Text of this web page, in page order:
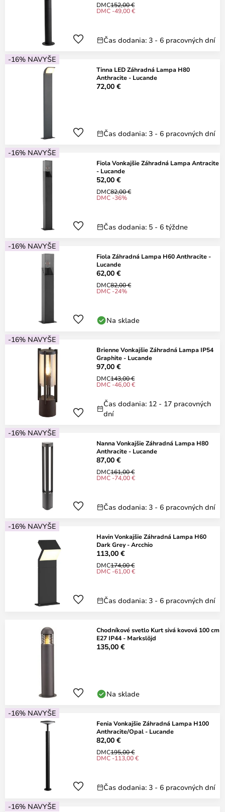
DMC152,00 €
DMC -49,00 €
Čas dodania: 3 - 6 pracovných dní
-16% NAVYŠE
Tinna LED Záhradná Lampa H80
Anthracite - Lucande
72,00 €
Čas dodania: 3 - 6 pracovných dní
-16% NAVYŠE
Fiola Vonkajšie Záhradná Lampa Antracite
- Lucande
52,00 €
DMC82,00 €
DMC -36%
Čas dodania: 5 - 6 týždne
-16% NAVYŠE
Fiola Záhradná Lampa H60 Anthracite -
Lucande
62,00 €
DMC82,00 €
DMC -24%
Na sklade
-16% NAVYŠE
Brienne Vonkajšie Záhradná Lampa IP54
Graphite - Lucande
97,00 €
DMC143,00 €
DMC -46,00 €
Čas dodania: 12 - 17 pracovných
dní
-16% NAVYŠE
Nanna Vonkajšie Záhradná Lampa H80
Anthracite - Lucande
87,00 €
DMC161,00 €
DMC -74,00 €
Čas dodania: 3 - 6 pracovných dní
-16% NAVYŠE
Havin Vonkajšie Záhradná Lampa H60
Dark Grey - Arcchio
113,00 €
DMC174,00 €
DMC -61,00 €
Čas dodania: 3 - 6 pracovných dní
Chodníkové svetlo Kurt sivá kovová 100 cm
E27 IP44 - Markslöjd
135,00 €
Na sklade
-16% NAVYŠE
Fenia Vonkajšie Záhradná Lampa H100
Anthracite/Opal - Lucande
82,00 €
DMC195,00 €
DMC -113,00 €
Čas dodania: 3 - 6 pracovných dní
-16% NAVYŠE